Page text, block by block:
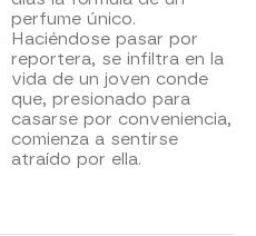
perfume único.
Haciéndose pasar por
reportera, se infiltra en la
vida de un joven conde
que, presionado para
casarse por conveniencia,
comienza a sentirse
atraído por ella.